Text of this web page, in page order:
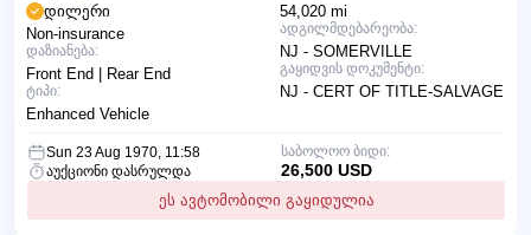
54,020 mi
ადგილმდებარეობა:
NJ - SOMERVILLE
გაყიდვის დოკუმენტი:
NJ - CERT OF TITLE-SALVAGE
დილერი
Non-insurance
დაზიანება:
Front End | Rear End
ტიპი:
Enhanced Vehicle
Sun 23 Aug 1970, 11:58
აუქციონი დასრულდა
ეს ავტომობილი გაყიდულია
საბოლოო ბიდი:
26,500 USD